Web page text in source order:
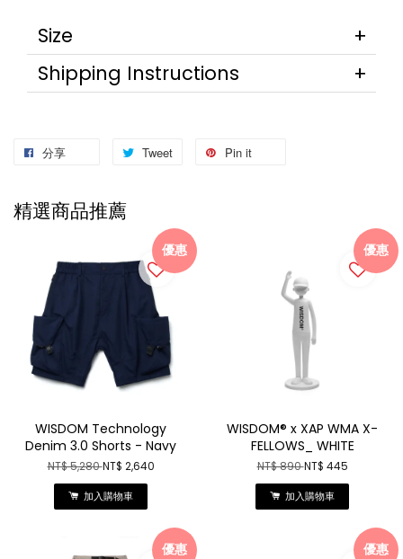
Size
Shipping Instructions
分享 Tweet Pin it
精選商品推薦
優惠
WISDOM Technology
Denim 3.0 Shorts - Navy
NT$ 5,280NT$ 2,640
加入購物車
優惠
WISDOM® x XAP WMA X-
FELLOWS_ WHITE
NT$ 890NT$ 445
加入購物車
優惠 優惠